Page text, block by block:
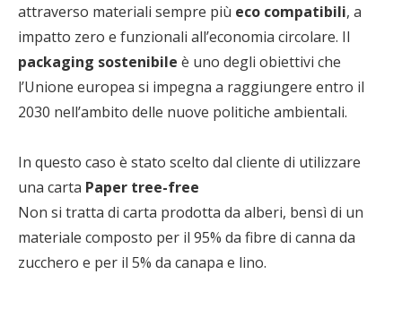
attraverso materiali sempre più eco compatibili, a
impatto zero e funzionali all’economia circolare. Il
packaging sostenibile è uno degli obiettivi che
l’Unione europea si impegna a raggiungere entro il
2030 nell’ambito delle nuove politiche ambientali.
In questo caso è stato scelto dal cliente di utilizzare
una carta Paper tree-free
Non si tratta di carta prodotta da alberi, bensì di un
materiale composto per il 95% da fibre di canna da
zucchero e per il 5% da canapa e lino.